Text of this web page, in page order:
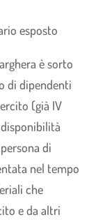
esposto
è sorto
di dipendenti
(già IV
disponibilità
di
nel tempo
che
e da altri